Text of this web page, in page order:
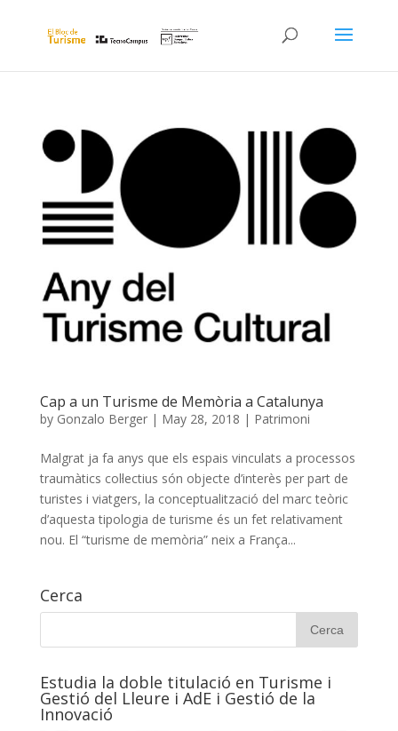
Cap a un Turisme de Memòria a Catalunya
by Gonzalo Berger| May 28, 2018 | Patrimoni
Malgrat ja fa anys que els espais vinculats a processos
traumàtics col·lectius són objecte d’interès per part de
turistes i viatgers, la conceptualització del marc teòric
d’aquesta tipologia de turisme és un fet relativament
nou. El “turisme de memòria” neix a França...
Cerca
Estudia la doble titulació en Turisme i
Gestió del Lleure i AdE i Gestió de la
Innovació